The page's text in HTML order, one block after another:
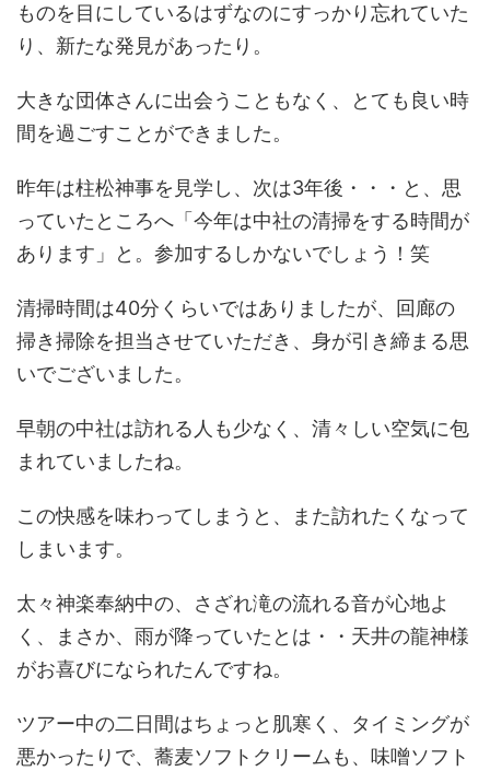
ものを目にしているはずなのにすっかり忘れていた
り、新たな発見があったり。
大きな団体さんに出会うこともなく、とても良い時
間を過ごすことができました。
昨年は柱松神事を見学し、次は3年後・・・と、思
っていたところへ「今年は中社の清掃をする時間が
あります」と。参加するしかないでしょう！笑
清掃時間は40分くらいではありましたが、回廊の
掃き掃除を担当させていただき、身が引き締まる思
いでございました。
早朝の中社は訪れる人も少なく、清々しい空気に包
まれていましたね。
この快感を味わってしまうと、また訪れたくなって
しまいます。
太々神楽奉納中の、さざれ滝の流れる音が心地よ
く、まさか、雨が降っていたとは・・天井の龍神様
がお喜びになられたんですね。
ツアー中の二日間はちょっと肌寒く、タイミングが
悪かったりで、蕎麦ソフトクリームも、味噌ソフト